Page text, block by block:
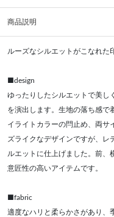
商品説明
ルーズなシルエットがこなれた
■design
ゆったりしたシルエットで美し
を演出します。生地の落ち感で
イライトカラーの閂止め、両サ
ズライクなデザインですが、レ
ルエットに仕上げました。前、
意匠性の高いアイテムです。
■fabric
適度なハリと柔らかさがあり、